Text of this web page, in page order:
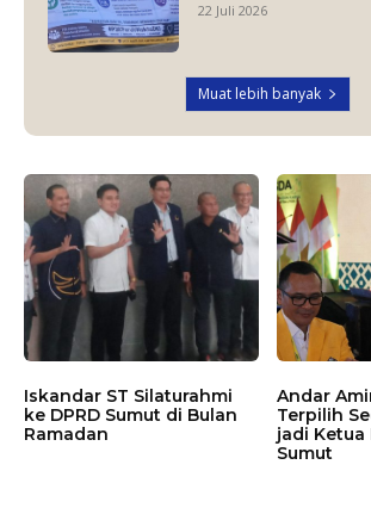
22 Juli 2026
Muat lebih banyak
Iskandar ST Silaturahmi
ke DPRD Sumut di Bulan
Ramadan
Andar
Terpilih
jadi Ketua
Sumut